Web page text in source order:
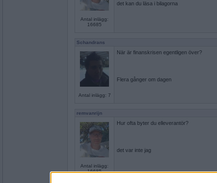
Antal inlägg:
16685
det kan du läsa i bilagorna
Schandrans
Antal inlägg: 7
När är finanskrisen egentligen över?
Flera gånger om dagen
remvanrijn
Antal inlägg:
16685
Hur ofta byter du elleverantör?
det var inte jag